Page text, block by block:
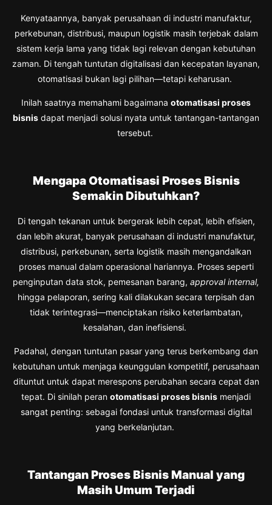
Kenyataannya, banyak perusahaan di industri manufaktur,
perkebunan, distribusi, maupun logistik masih terjebak dalam
sistem kerja lama yang tidak lagi relevan dengan kebutuhan
zaman. Di tengah tuntutan digitalisasi dan kecepatan layanan,
otomatisasi bukan lagi pilihan—tetapi keharusan.
Inilah saatnya memahami bagaimana otomatisasi proses
bisnis dapat menjadi solusi nyata untuk tantangan-tantangan
tersebut.
Mengapa Otomatisasi Proses Bisnis
Semakin Dibutuhkan?
Di tengah tekanan untuk bergerak lebih cepat, lebih efisien,
dan lebih akurat, banyak perusahaan di industri manufaktur,
distribusi, perkebunan, serta logistik masih mengandalkan
proses manual dalam operasional hariannya. Proses seperti
penginputan data stok, pemesanan barang, approval internal,
hingga pelaporan, sering kali dilakukan secara terpisah dan
tidak terintegrasi—menciptakan risiko keterlambatan,
kesalahan, dan inefisiensi.
Padahal, dengan tuntutan pasar yang terus berkembang dan
kebutuhan untuk menjaga keunggulan kompetitif, perusahaan
dituntut untuk dapat merespons perubahan secara cepat dan
tepat. Di sinilah peran otomatisasi proses bisnis menjadi
sangat penting: sebagai fondasi untuk transformasi digital
yang berkelanjutan.
Tantangan Proses Bisnis Manual yang
Masih Umum Terjadi